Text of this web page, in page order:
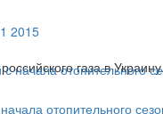
2015
газа в
отопительного